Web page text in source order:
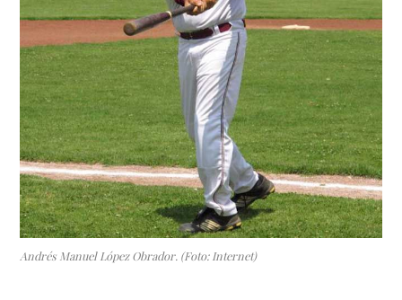
Andrés Manuel López Obrador. (Foto: Internet)